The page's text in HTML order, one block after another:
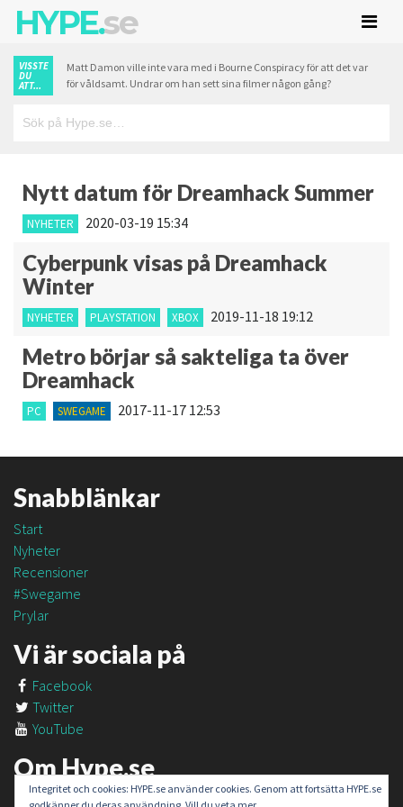
HYPE.se
VISSTE
DU
ATT...
Matt Damon ville inte vara med i Bourne Conspiracy för att det var
för våldsamt. Undrar om han sett sina filmer någon gång?
Nytt datum för Dreamhack Summer
NYHETER 2020-03-19 15:34
Cyberpunk visas på Dreamhack
Winter
NYHETER PLAYSTATION XBOX 2019-11-18 19:12
Metro börjar så sakteliga ta över
Dreamhack
PC SWEGAME 2017-11-17 12:53
Snabblänkar
Start
Nyheter
Recensioner
#Swegame
Prylar
Vi är sociala på
Facebook
Twitter
YouTube
Om Hype.se
Om oss
Integritet och cookies: HYPE.se använder cookies. Genom att fortsätta HYPE.se